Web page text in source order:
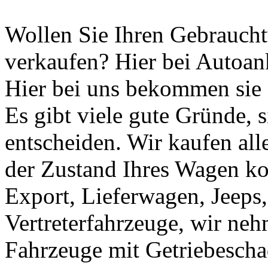
Wollen Sie Ihren
verkaufen? Hier bei
Hier bei uns bekommen
Es gibt viele gute Gründe,
entscheiden. Wir kaufen
der Zustand Ihres Wagen
Export, Lieferwagen,
Vertreterfahrzeuge, wir
Fahrzeuge mit